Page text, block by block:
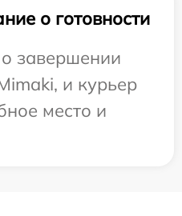
о готовности
завершении
и курьер
место и